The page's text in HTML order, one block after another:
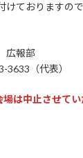
けておりますの
広報部
（代表）
は中止させて